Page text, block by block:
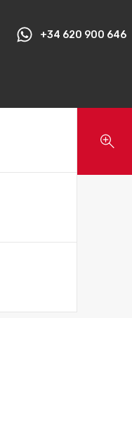
+34 620 900 646